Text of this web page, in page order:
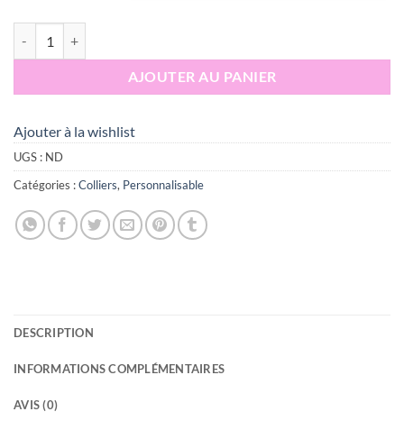
AJOUTER AU PANIER
Ajouter à la wishlist
UGS : ND
Catégories :Colliers, Personnalisable
DESCRIPTION
INFORMATIONS COMPLÉMENTAIRES
AVIS (0)